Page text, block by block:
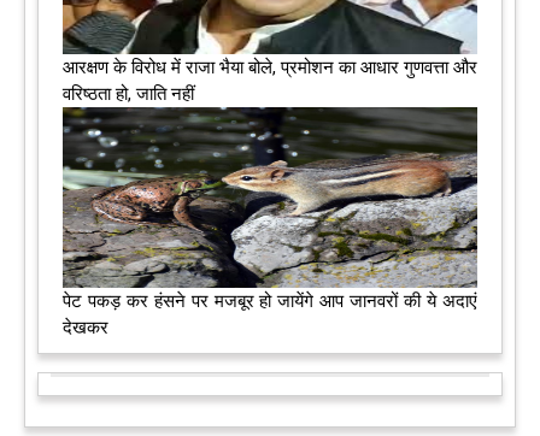
आरक्षण के विरोध में राजा भैया बोले, प्रमोशन का आधार गुणवत्ता और
वरिष्ठता हो, जाति नहीं
पेट पकड़ कर हंसने पर मजबूर हो जायेंगे आप जानवरों की ये अदाएं
देखकर